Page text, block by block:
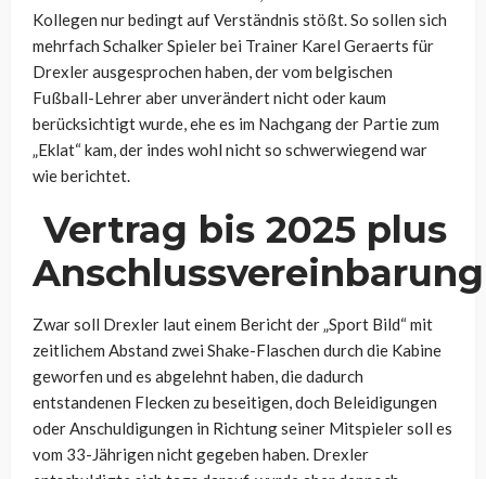
Kollegen nur bedingt auf Verständnis stößt. So sollen sich
mehrfach Schalker Spieler bei Trainer Karel Geraerts für
Drexler ausgesprochen haben, der vom belgischen
Fußball-Lehrer aber unverändert nicht oder kaum
berücksichtigt wurde, ehe es im Nachgang der Partie zum
„Eklat“ kam, der indes wohl nicht so schwerwiegend war
wie berichtet.
Vertrag bis 2025 plus
Anschlussvereinbarung
Zwar soll Drexler laut einem Bericht der „Sport Bild“ mit
zeitlichem Abstand zwei Shake-Flaschen durch die Kabine
geworfen und es abgelehnt haben, die dadurch
entstandenen Flecken zu beseitigen, doch Beleidigungen
oder Anschuldigungen in Richtung seiner Mitspieler soll es
vom 33-Jährigen nicht gegeben haben. Drexler